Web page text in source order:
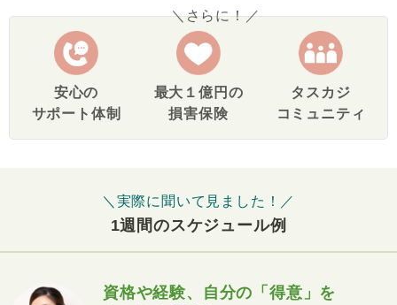
＼さらに！／
安心の
サポート体制
最大１億円の
損害保険
タスカジ
コミュニティ
＼実際に聞いて見ました！／
1週間のスケジュール例
資格や経験、自分の「得意」を